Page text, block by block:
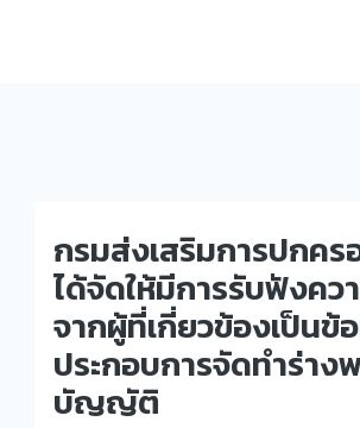
กรมส่งเสริมการปกค
ได้จัดให้มีการรับฟังคว
จากผู้ที่เกี่ยวข้องเป็นข้
ประกอบการจัดทำร่าง
บัญญัติ